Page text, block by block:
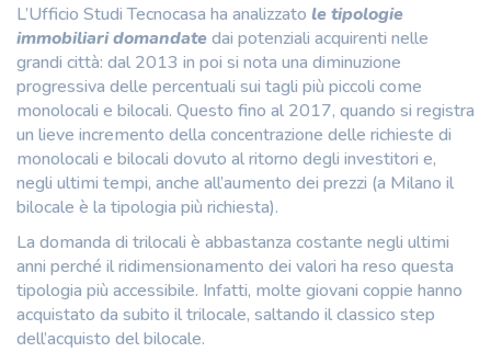
L’Ufficio Studi Tecnocasa ha analizzato le tipologie
immobiliari domandatedai potenziali acquirenti nelle
grandi città: dal 2013 in poi si nota una diminuzione
progressiva delle percentuali sui tagli più piccoli come
monolocali e bilocali. Questo fino al 2017, quando si registra
un lieve incremento della concentrazione delle richieste di
monolocali e bilocali dovuto al ritorno degli investitori e,
negli ultimi tempi, anche all’aumento dei prezzi (a Milano il
bilocale è la tipologia più richiesta).
La domanda di trilocali è abbastanza costante negli ultimi
anni perché il ridimensionamento dei valori ha reso questa
tipologia più accessibile. Infatti, molte giovani coppie hanno
acquistato da subito il trilocale, saltando il classico step
dell’acquisto del bilocale.